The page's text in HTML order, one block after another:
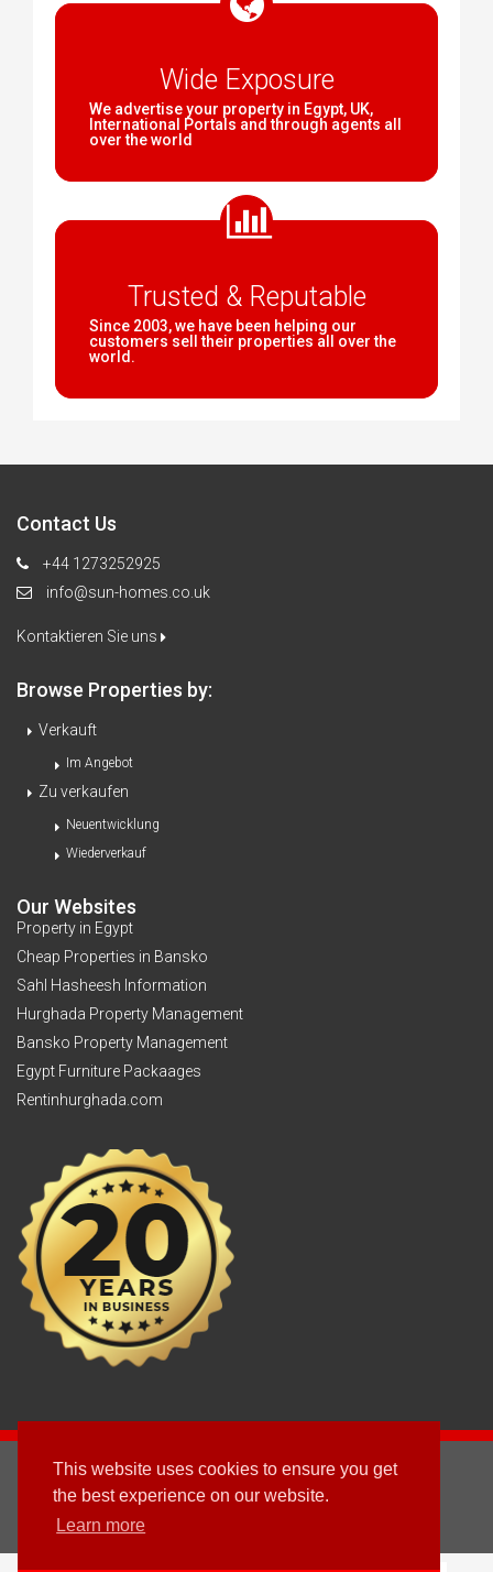
This website uses cookies to ensure you get
the best experience on our website.
Learn more
Wide Exposure
We advertise your property in Egypt, UK,
International Portals and through agents all
over the world
Trusted & Reputable
Since 2003, we have been helping our
customers sell their properties all over the
world.
Contact Us
+44 1273252925
info@sun-homes.co.uk
Kontaktieren Sie uns
Browse Properties by:
Verkauft
Im Angebot
Zu verkaufen
Neuentwicklung
Wiederverkauf
Our Websites
Property in Egypt
Cheap Properties in Bansko
Sahl Hasheesh Information
Hurghada Property Management
Bansko Property Management
Egypt Furniture Packaages
Rentinhurghada.com
2003 - © 2025 - Sun Homes Overseas Ltd
Folgen Sie uns